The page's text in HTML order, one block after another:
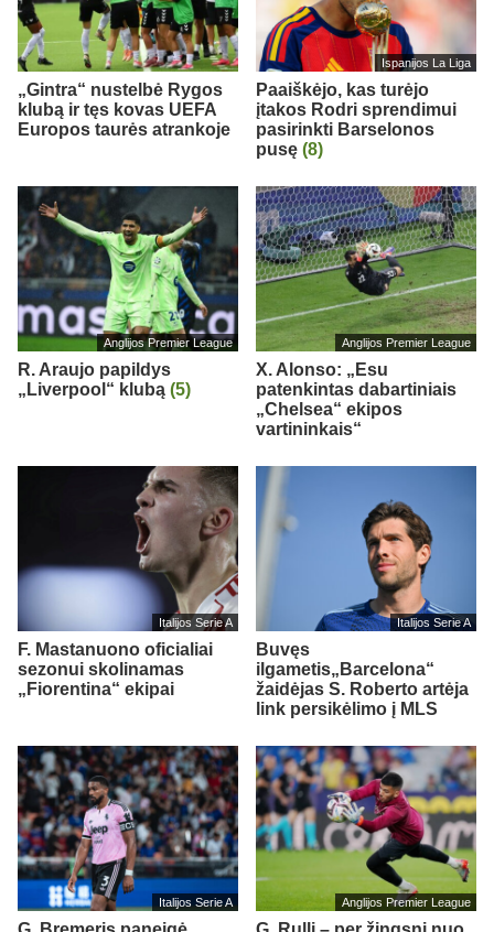
„Gintra“ nustelbė Rygos
klubą ir tęs kovas UEFA
Europos taurės atrankoje
Ispanijos La Liga
Paaiškėjo, kas turėjo
įtakos Rodri sprendimui
pasirinkti Barselonos
pusę (8)
Anglijos Premier League
R. Araujo papildys
„Liverpool“ klubą (5)
Anglijos Premier League
X. Alonso: „Esu
patenkintas dabartiniais
„Chelsea“ ekipos
vartininkais“
Italijos Serie A
F. Mastanuono oficialiai
sezonui skolinamas
„Fiorentina“ ekipai
Italijos Serie A
Buvęs
ilgametis„Barcelona“
žaidėjas S. Roberto artėja
link persikėlimo į MLS
Italijos Serie A Anglijos Premier League